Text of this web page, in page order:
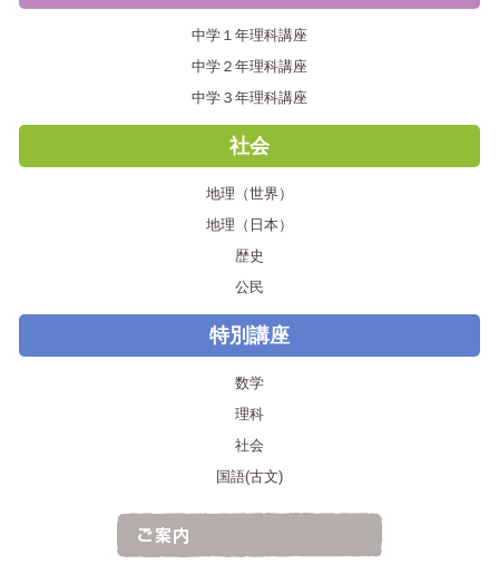
中学１年理科講座
中学２年理科講座
中学３年理科講座
社会
地理（世界）
地理（日本）
歴史
公民
特別講座
数学
理科
社会
国語(古文)